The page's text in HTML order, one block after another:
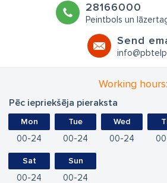
28166000
Peintbols un
Send
Working hours:
Pēc iepriekšēja pieraksta
Mon
00 24
Tue
00 24
Wed
00 24 00
Sat
00 24
Sun
00 24